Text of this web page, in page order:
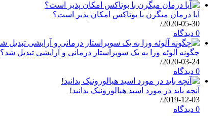
آیا درمان میگرن با بوتاکس امکان پذیر است؟
2020-05-30
/
0 دیدگاه
چگونه آلوئه ورا به یک سوپراستار درمانی و آرایشی تبدیل شد؟
2020-03-24
/
0 دیدگاه
آنچه باید در مورد اسید هیالورونیک بدانید!
2019-12-03
/
0 دیدگاه